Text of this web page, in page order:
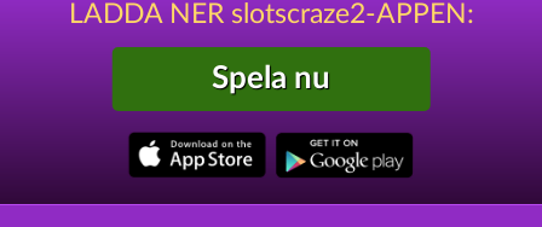
LADDA NER slotscraze2-APPEN:
Spela nu